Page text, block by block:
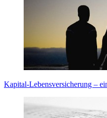
Kapital-Lebensversicherung –